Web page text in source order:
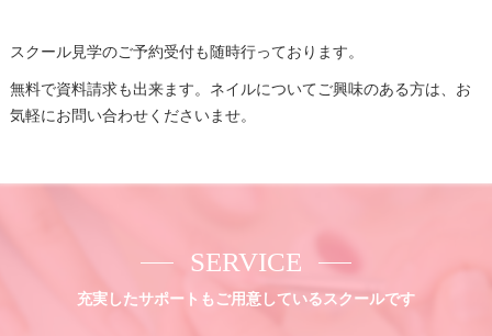
スクール見学のご予約受付も随時行っております。
無料で資料請求も出来ます。ネイルについてご興味のある方は、お
気軽にお問い合わせくださいませ。
充実したサポートもご用意しているスクールです
SERVICE